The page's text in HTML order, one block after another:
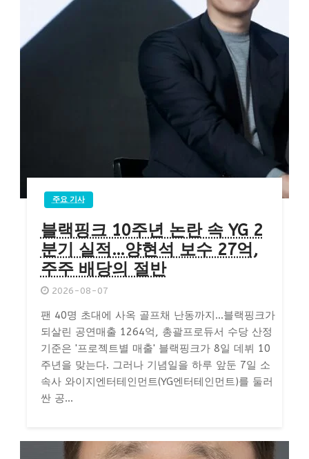
주요 기사
블랙핑크 10주년 논란 속 YG 2
분기 실적…양현석 보수 27억,
주주 배당의 절반
2026-08-07
팬 40명 초대에 사옥 골프채 난동까지…블랙핑크가
되살린 공연매출 1264억, 총괄프로듀서 수당 산정
기준은 '프로젝트별 매출' 블랙핑크가 8일 데뷔 10
주년을 맞는다. 그러나 기념일을 하루 앞둔 7일 소
속사 와이지엔터테인먼트(YG엔터테인먼트)를 둘러
싼 공...